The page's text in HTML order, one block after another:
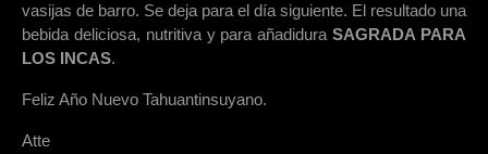
vasijas de barro. Se deja para el día siguiente. El resultado una
bebida deliciosa, nutritiva y para añadiduraSAGRADA PARA
LOS INCAS.
Feliz Año Nuevo Tahuantinsuyano.
Atte